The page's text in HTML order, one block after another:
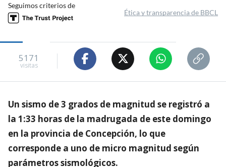
Seguimos criterios de
Ética y transparencia de BBCL
5171
visitas
Un sismo de 3 grados de magnitud se registró a
la 1:33 horas de la madrugada de este domingo
en la provincia de Concepción, lo que
corresponde a uno de micro magnitud según
parámetros sismológicos.